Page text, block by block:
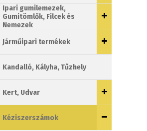
Ipari gumilemezek,
Gumitömlők, Filcek és
Nemezek
Járműipari termékek
Kandalló, Kályha, Tűzhely
Kert, Udvar
Kéziszerszámok